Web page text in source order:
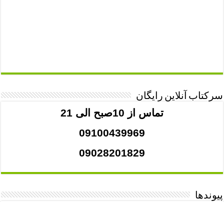
سرکتاب آنلاین رایگان
تماس از 10صبح الی 21
09100439969
09028201829
پیوندها